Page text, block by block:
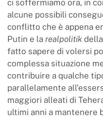
ci soffermiamo ora, in
alcune possibili
conflitto che è appena
Putin e la realpolitik
fatto sapere di volersi
complessa situazione
contribuire a qualche
parallelamente
maggiori alleati di
ultimi anni a mantenere